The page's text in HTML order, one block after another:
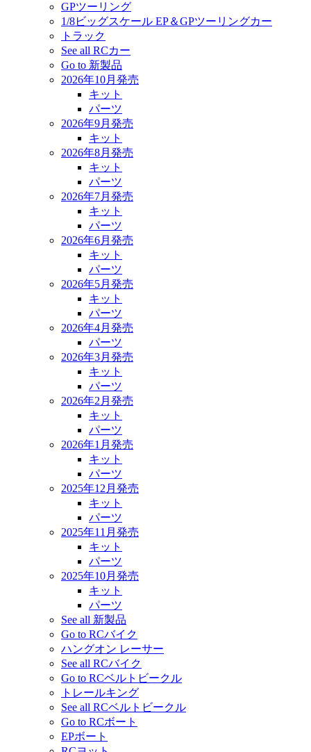
GPツーリング
1/8ビッグスケール EP＆GPツーリングカー
トラック
See all RCカー
Go to 新製品
2026年10月発売
キット
パーツ
2026年9月発売
キット
2026年8月発売
キット
パーツ
2026年7月発売
キット
パーツ
2026年6月発売
キット
パーツ
2026年5月発売
キット
パーツ
2026年4月発売
パーツ
2026年3月発売
キット
パーツ
2026年2月発売
キット
パーツ
2026年1月発売
キット
パーツ
2025年12月発売
キット
パーツ
2025年11月発売
キット
パーツ
2025年10月発売
キット
パーツ
See all 新製品
Go to RCバイク
ハングオン レーサー
See all RCバイク
Go to RCベルトビークル
トレールキング
See all RCベルトビークル
Go to RCボート
EPボート